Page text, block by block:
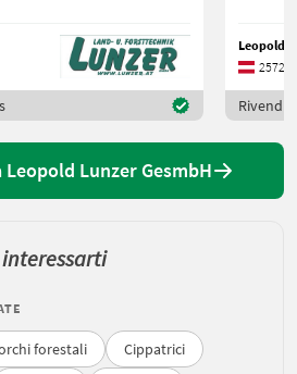
Leopold
2572
Lunzer GesmbH
forestali
Cippatrici